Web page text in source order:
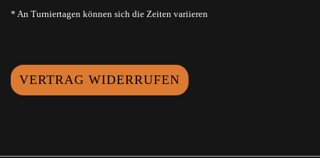
* An Turniertagen können sich die Zeiten variieren
VERTRAG WIDERRUFEN